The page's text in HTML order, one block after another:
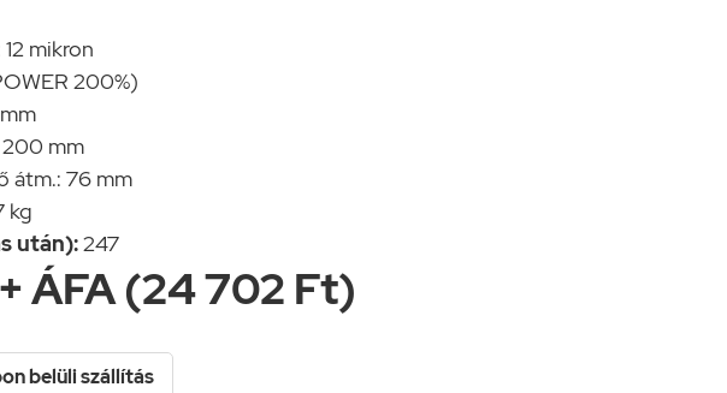
mikron
200%)
200 mm
átm.: 76 mm
kg
után):247
ÁFA (24 702 Ft)
belüli szállítás